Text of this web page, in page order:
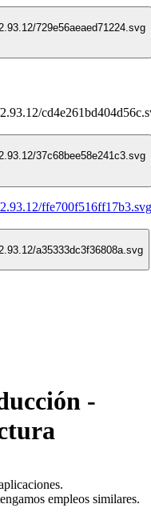
-
empleos similares.